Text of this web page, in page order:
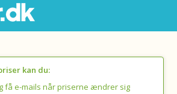
kan du:
få e-mails når priserne ændrer sig